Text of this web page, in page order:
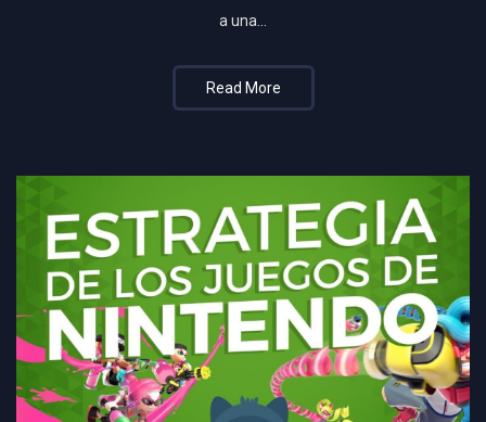
a una…
Read More